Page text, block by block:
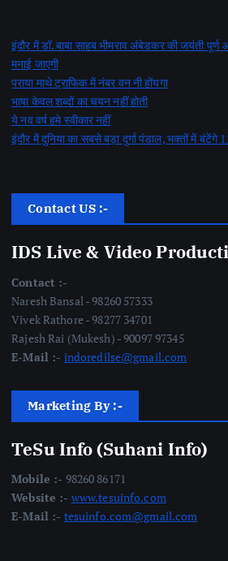
इंदौर में डॉ. बाबा साहब भीमराव अंबेडकर की जयंती
मनाई जाएगी
पराया माथे ट्राफिक में नंबर वन नी होंयगा
भाषा केवल शब्दों का चयन नहीं होती
ये नव वर्ष हमे स्वीकार नहीं
इंदौर में दुनिया का सबसे बड़ा दुर्गा पंडाल, भक्तों में बंटेंगे
Contact US :-
IDS Live & Video
Contact :-
Naresh Bansal - 98260 57333
Vivek Rathore - 98277 34701
Rajesh Rai (Mukesh) - 90097 97345
E-Mail :- indoredilse@gmail.com
Marketing By :-
TeSu Info (Suhani Info)
Mobile :- 98260 86171
Website :- www.tesuinfo.com
E-Mail :- tesuinfo.com@gmail.com